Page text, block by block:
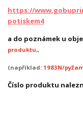
https://
potiskem4
a do poznámek u
produktu,,
(například: 1983N/
Číslo produktu